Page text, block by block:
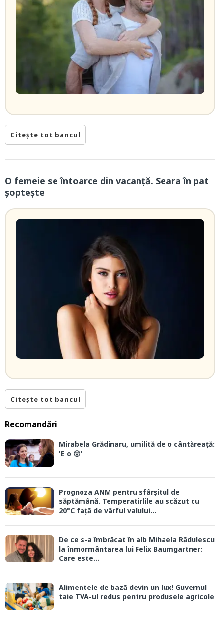
Citește tot bancul
O femeie se întoarce din vacanță. Seara în pat
șoptește
Citește tot bancul
Recomandări
Mirabela Grădinaru, umilită de o cântăreață:
'E o 😲'
Prognoza ANM pentru sfârșitul de
săptămână. Temperatirlile au scăzut cu
20°C față de vârful valului...
De ce s-a îmbrăcat în alb Mihaela Rădulescu
la înmormântarea lui Felix Baumgartner:
Care este...
Alimentele de bază devin un lux! Guvernul
taie TVA-ul redus pentru produsele agricole